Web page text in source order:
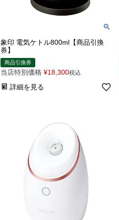
象印 電気ケトル800ml【商品引換
券】
商品引換券
当店特別価格 ¥18,300税込
詳細を見る